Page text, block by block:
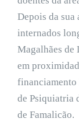
Depois da sua
internados
Magalhães de
em
financiamento
de Psiquiatria
de Famalicão.